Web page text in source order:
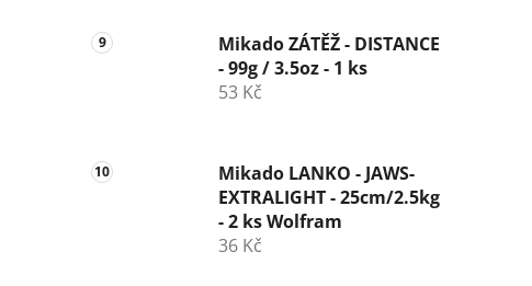
Mikado ZÁTĚŽ - DISTANCE
- 99g / 3.5oz - 1 ks
53 Kč
Mikado LANKO - JAWS-
EXTRALIGHT - 25cm/2.5kg
- 2 ks Wolfram
36 Kč